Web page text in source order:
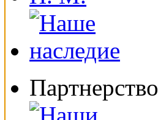
Партнерство